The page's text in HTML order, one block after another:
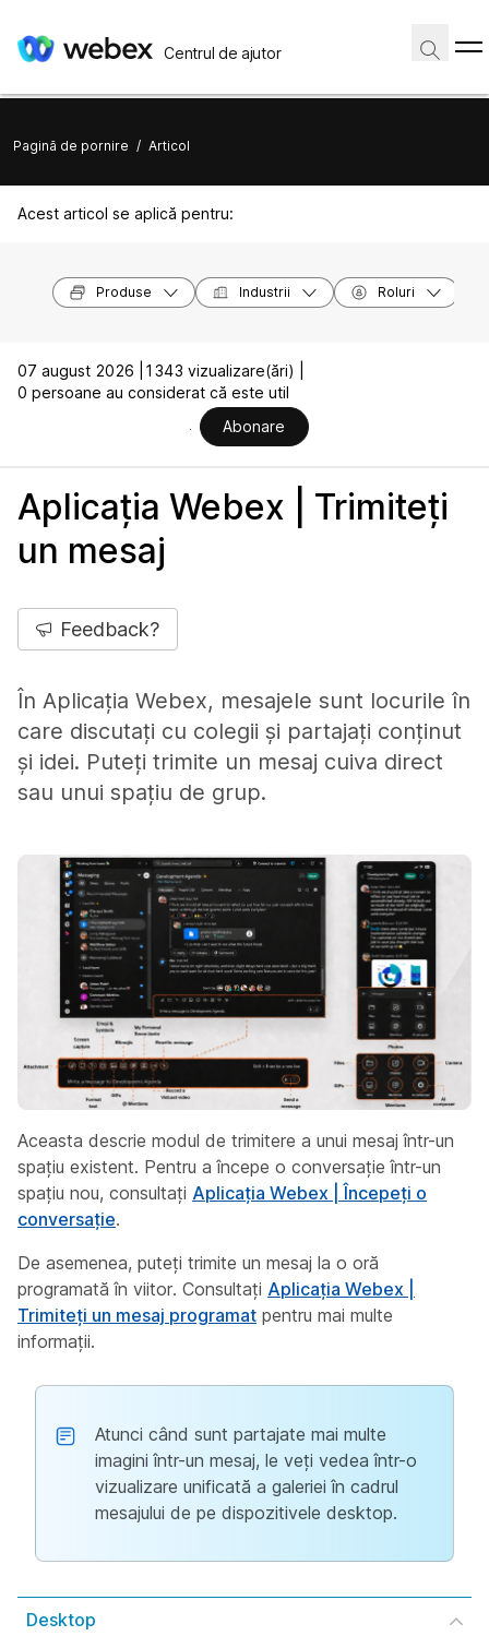
Centrul de ajutor
Pagină de pornire / Articol
Acest articol se aplică pentru:
Produse Industrii Roluri
07 august 2026 |
1343 vizualizare(ări) |
0 persoane au considerat că este util
Abonare
Aplicația Webex | Trimiteți
un mesaj
Feedback?
În Aplicația Webex, mesajele sunt locurile în
care discutați cu colegii și partajați conținut
și idei. Puteți trimite un mesaj cuiva direct
sau unui spațiu de grup.
Aceasta descrie modul de trimitere a unui mesaj într-un
spațiu existent. Pentru a începe o conversație într-un
spațiu nou, consultați Aplicația Webex | Începeți o
conversație.
De asemenea, puteți trimite un mesaj la o oră
programată în viitor. Consultați Aplicația Webex |
Trimiteți un mesaj programat pentru mai multe
informații.
Atunci când sunt partajate mai multe
imagini într-un mesaj, le veți vedea într-o
vizualizare unificată a galeriei în cadrul
mesajului de pe dispozitivele desktop.
Desktop